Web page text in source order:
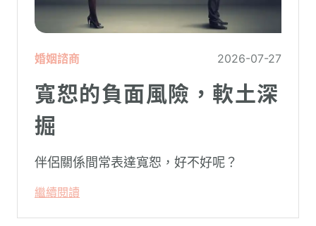
婚姻諮商 2026-07-27
寬恕的負面風險，軟土深
掘
伴侶關係間常表達寬恕，好不好呢？
繼續閱讀